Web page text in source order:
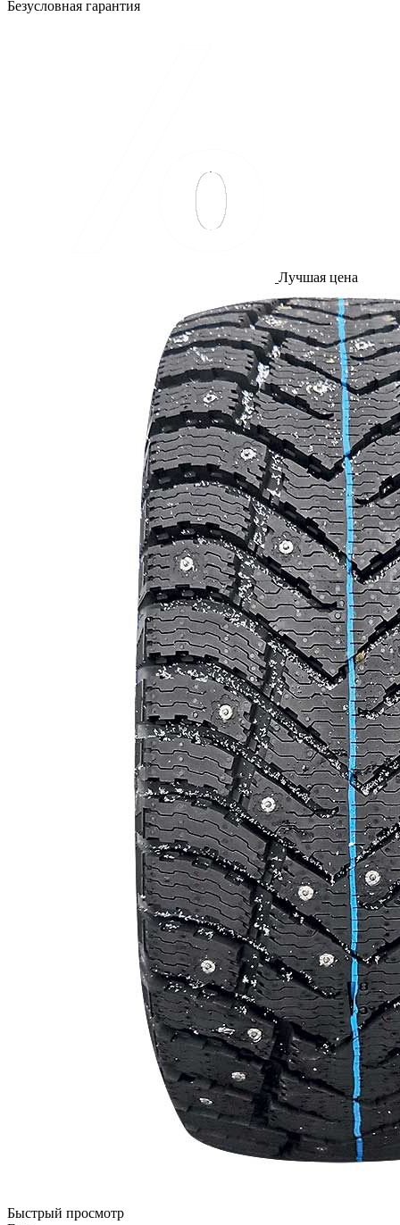
Безусловная гарантия
Лучшая цена
Быстрый просмотр